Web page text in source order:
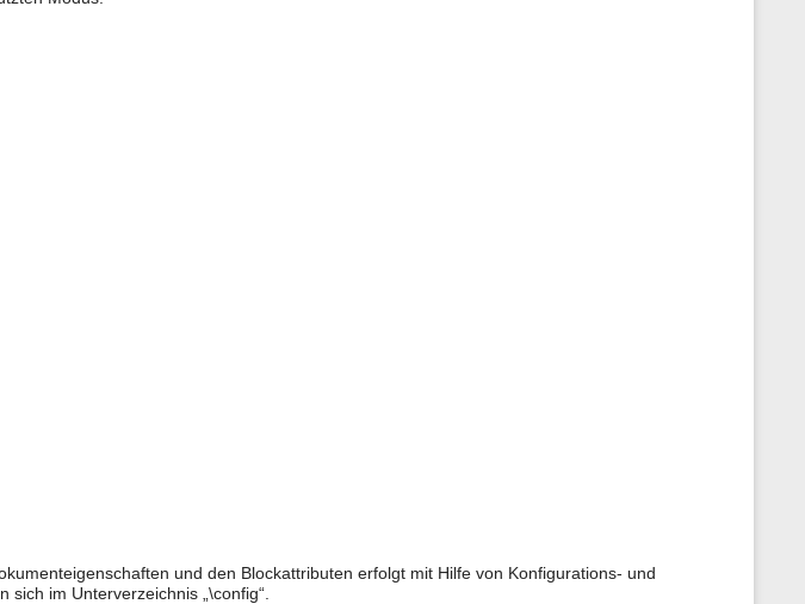
und den Blockattributen erfolgt mit Hilfe von Konfigurations- und
im Unterverzeichnis „\config“.